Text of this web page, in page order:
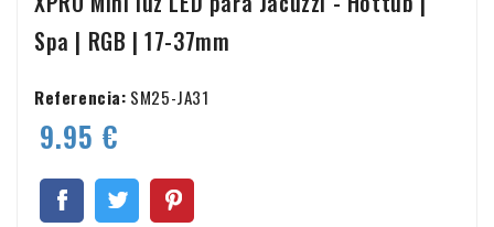
Spa | RGB | 17-37mm
Referencia: SM25-JA31
9.95 €